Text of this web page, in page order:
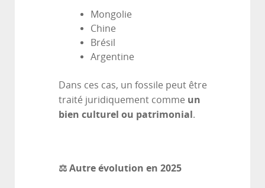
Mongolie
Chine
Brésil
Argentine
Dans ces cas, un fossile peut être
traité juridiquement comme un
bien culturel ou patrimonial.
⚖️ Autre évolution en 2025